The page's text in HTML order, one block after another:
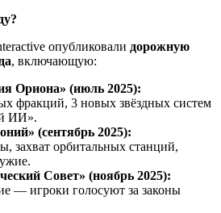
опубликовали дорожную
, включающую:
Ориона» (июль 2025):
фракций, 3 новых звёздных систем
ИИ».
(сентябрь 2025):
захват орбитальных станций,
Совет» (ноябрь 2025):
— игроки голосуют за законы